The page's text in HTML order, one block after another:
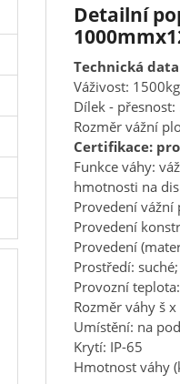
Detailní
Technická
Váživost: 1500kg
Dílek - přesnost:
Rozměr vážní
Certifikace:
Funkce váhy:
hmotnosti na
Provedení
Provedení
Provedení
Prostředí:
Provozní teplota:
Rozměr váhy š
Umístění: na
Krytí: IP-65
Hmotnost váhy